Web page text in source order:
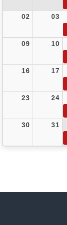
02 03
09 10
16 17
23 24
30 31